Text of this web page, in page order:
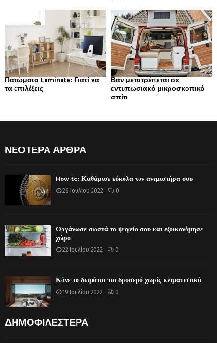
Πατώματα Laminate: Γιατί να
τα επιλέξεις
Βαν μετατρέπεται σε
εντυπωσιακό μικροσκοπικό
σπίτι
ΝΕΟΤΕΡΑ ΑΡΘΡΑ
How to: Καθάρισε εύκολα τον ανεμιστήρα σου
26 Ιουλίου 2022 0
Οργάνωσε σωστά το ψυγείο σου και εξοικονόμησε
χώρο
22 Ιουλίου 2022 0
Κάνε το δωμάτιο πιο δροσερό χωρίς κλιματιστικό
19 Ιουλίου 2022 0
ΔΗΜΟΦΙΛΕΣΤΕΡΑ